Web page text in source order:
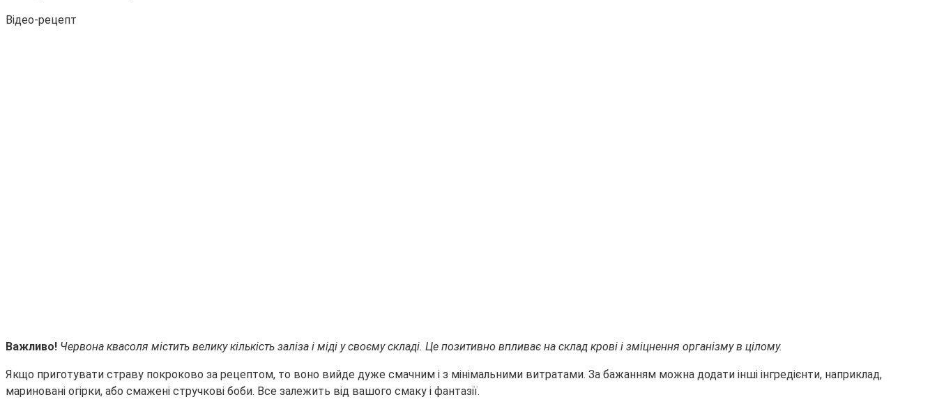
Відео-рецепт
Важливо! Червона квасоля містить велику кількість заліза і міді у своєму складі. Це позитивно впливає на склад крові і зміцнення організму в цілому.
Якщо приготувати страву покроково за рецептом, то воно вийде дуже смачним і з мінімальними витратами. За бажанням можна додати інші інгредієнти, наприклад,
мариновані огірки, або смажені стручкові боби. Все залежить від вашого смаку і фантазії.